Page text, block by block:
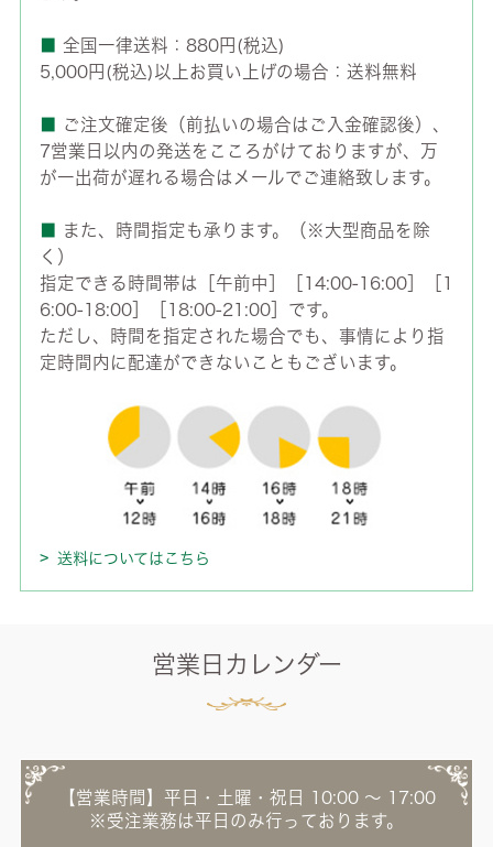
全国一律送料：880円(税込)
5,000円(税込)以上お買い上げの場合：送料無料
ご注文確定後（前払いの場合はご入金確認後）、
7営業日以内の発送をこころがけておりますが、万
が一出荷が遅れる場合はメールでご連絡致します。
また、時間指定も承ります。（※大型商品を除
く）
指定できる時間帯は［午前中］［14:00-16:00］［1
6:00-18:00］［18:00-21:00］です。
ただし、時間を指定された場合でも、事情により指
定時間内に配達ができないこともございます。
送料についてはこちら
営業日カレンダー
【営業時間】平日・土曜・祝日 10:00 ～ 17:00
※受注業務は平日のみ行っております。